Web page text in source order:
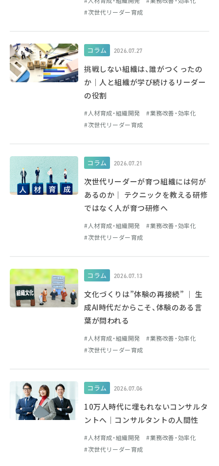
次世代リーダー育成
コラム 2026.07.27
挑戦しない組織は、誰がつくったの
か｜人と組織が学び続けるリーダー
の役割
人材育成・組織開発
業務改善・効率化
次世代リーダー育成
コラム 2026.07.21
次世代リーダーが育つ組織には何が
あるのか｜ テクニックを教える研修
ではなく人が育つ研修へ
人材育成・組織開発
業務改善・効率化
次世代リーダー育成
コラム 2026.07.13
文化づくりは”体験の再接続” ｜ 生
成AI時代だからこそ、体験のある言
葉が問われる
人材育成・組織開発
業務改善・効率化
次世代リーダー育成
コラム 2026.07.06
10万人時代に埋もれないコンサルタ
ントへ｜コンサルタントの人間性
人材育成・組織開発
業務改善・効率化
次世代リーダー育成